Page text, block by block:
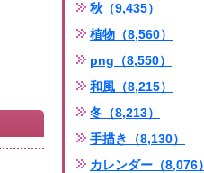
秋（9,435）
植物（8,560）
png（8,550）
和風（8,215）
冬（8,213）
手描き（8,130）
カレンダー（8,076）